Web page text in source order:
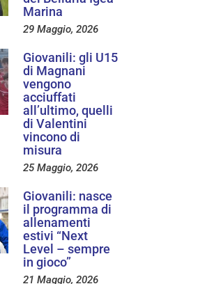
Marina
29 Maggio, 2026
Giovanili: gli U15
di Magnani
vengono
acciuffati
all’ultimo, quelli
di Valentini
vincono di
misura
25 Maggio, 2026
Giovanili: nasce
il programma di
allenamenti
estivi “Next
Level – sempre
in gioco”
21 Maggio, 2026